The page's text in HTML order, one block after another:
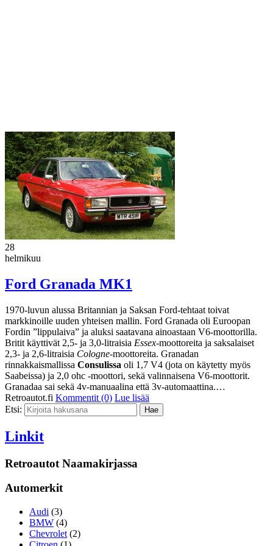
28
helmikuu
Ford Granada MK1
1970-luvun alussa Britannian ja Saksan Ford-tehtaat toivat
markkinoille uuden yhteisen mallin. Ford Granada oli Euroopan
Fordin ”lippulaiva” ja aluksi saatavana ainoastaan V6-moottorilla.
Britit käyttivät 2,5- ja 3,0-litraisia Essex-moottoreita ja saksalaiset
2,3- ja 2,6-litraisia Cologne-moottoreita. Granadan
rinnakkaismallissa Consulissa oli 1,7 V4 (jota on käytetty myös
Saabeissa) ja 2,0 ohc -moottori, sekä valinnaisena V6-moottorit.
Granadaa sai sekä 4v-manuaalina että 3v-automaattina.…
Retroautot.fi Kommentit (0) Lue lisää
Etsi:
Linkit
Retroautot Naamakirjassa
Automerkit
Audi (3)
BMW (4)
Chevrolet (2)